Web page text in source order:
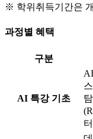
※ 학위취득기간은
과정별 혜택
구분
AI 특강 기초